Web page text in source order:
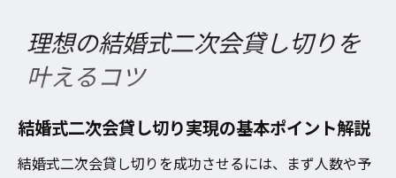
結婚式二次会貸し切り成功の段取りと準備
術
法とは
会場選びで差がつく結婚式二次会貸し切り
理想の結婚式二次会貸し切りを
叶えるコツ
結婚式二次会貸し切り実現の基本ポイント解説
結婚式二次会貸し切りを成功させるには、まず人数や予